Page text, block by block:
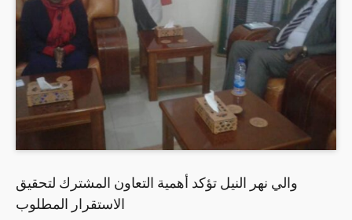
والي نهر النيل تؤكد أهمية التعاون المشترك لتحقيق
الاستقرار المطلوب